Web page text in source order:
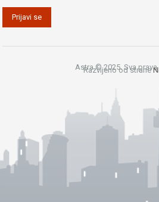
Astra © 2025. Sva prava
Razvijeno od strane